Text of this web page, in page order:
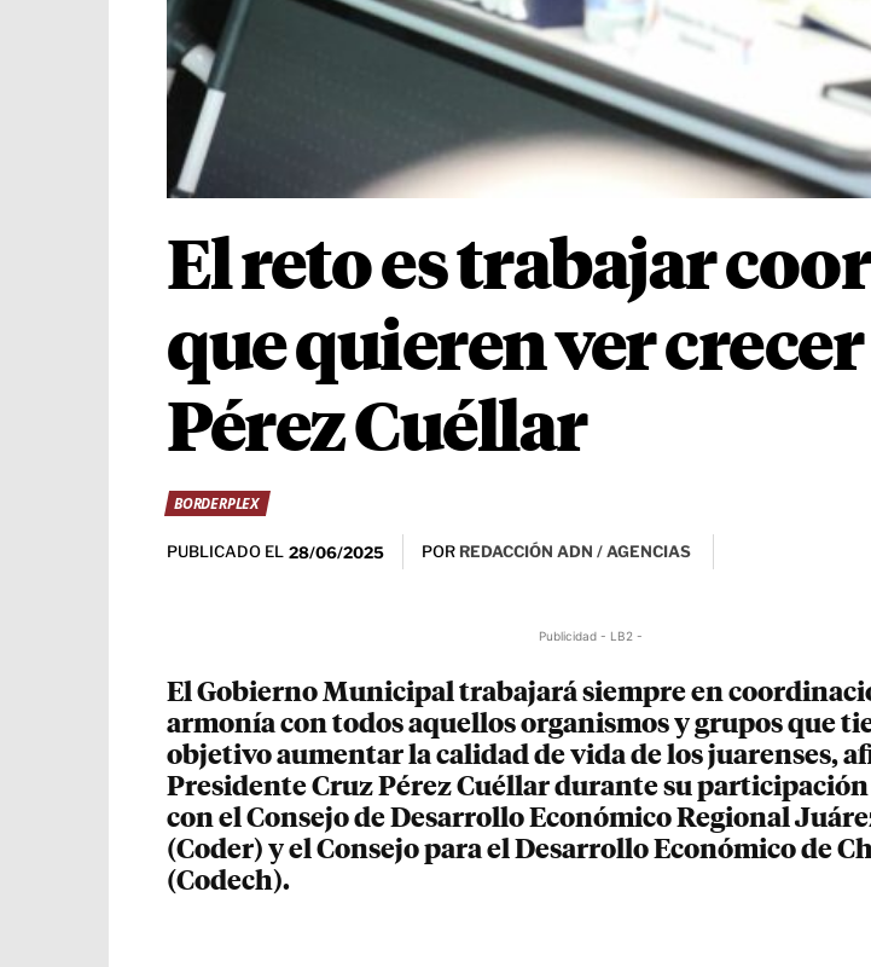
El reto es trabajar
que quieren ver
Pérez Cuéllar
BORDERPLEX
PUBLICADO EL 28/06/2025 POR REDACCIÓN ADN / AGENCIAS
Publicidad - LB2 -
El Gobierno Municipal trabajará siempre en
armonía con todos aquellos organismos y grupos que
objetivo aumentar la calidad de vida de los juarenses,
Presidente Cruz Pérez Cuéllar durante su
con el Consejo de Desarrollo Económico Regional
(Coder) y el Consejo para el Desarrollo Económico de
(Codech).